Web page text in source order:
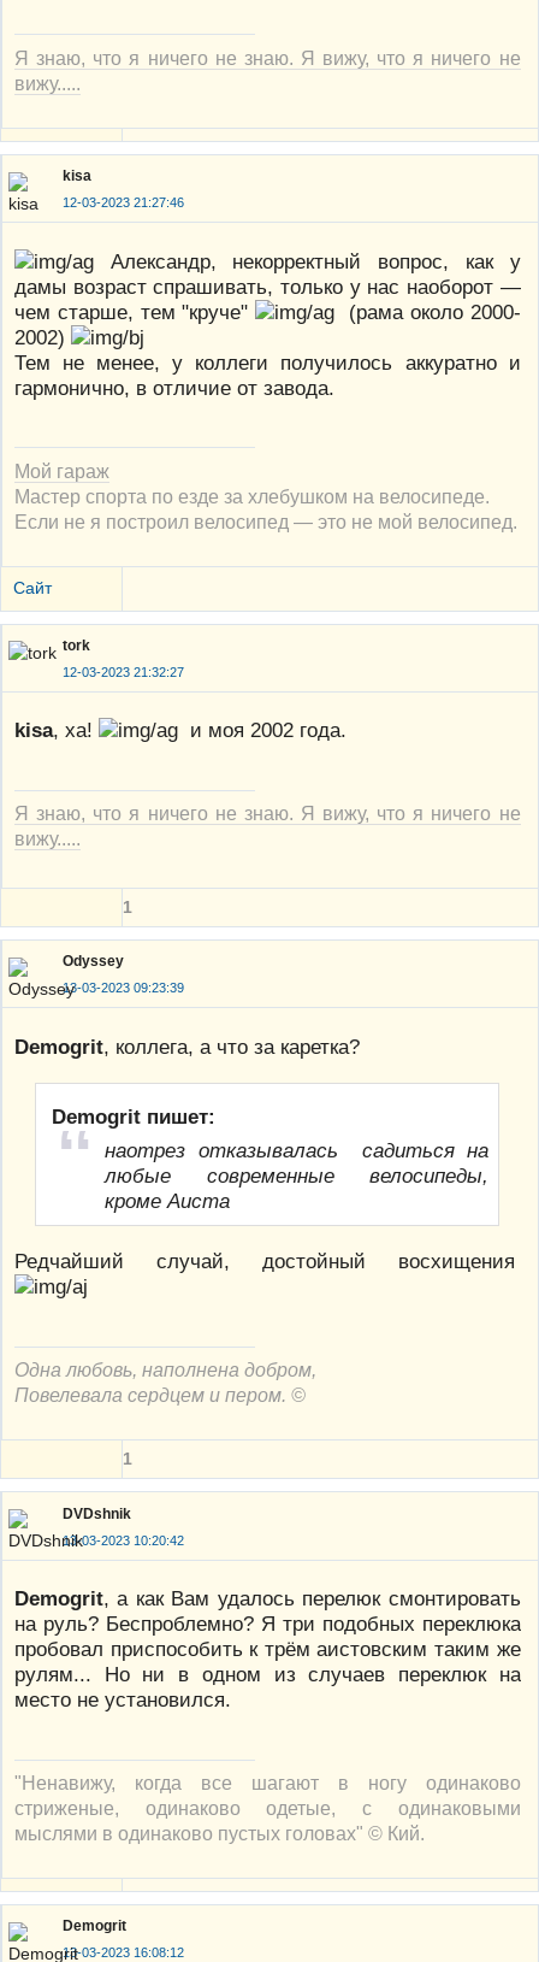
Я знаю, что я ничего не знаю. Я вижу, что я ничего не
вижу.....
kisa
12-03-2023 21:27:46
Александр, некорректный вопрос, как у
дамы возраст спрашивать, только у нас наоборот —
чем старше, тем "круче"
(рама около 2000-
2002)
Тем не менее, у коллеги получилось аккуратно и
гармонично, в отличие от завода.
Мой гараж
Мастер спорта по езде за хлебушком на велосипеде.
Если не я построил велосипед — это не мой велосипед.
Сайт
tork
12-03-2023 21:32:27
kisa, ха! и моя 2002 года.
Я знаю, что я ничего не знаю. Я вижу, что я ничего не
вижу.....
1
Odyssey
13-03-2023 09:23:39
Demogrit, коллега, а что за каретка?
Demogrit пишет:
наотрез отказывалась садиться на
любые современные велосипеды,
кроме Аиста
Редчайший случай, достойный восхищения
Одна любовь, наполнена добром,
Повелевала сердцем и пером. ©
1
DVDshnik
13-03-2023 10:20:42
Demogrit, а как Вам удалось перелюк смонтировать
на руль? Беспроблемно? Я три подобных переклюка
пробовал приспособить к трём аистовским таким же
рулям... Но ни в одном из случаев переклюк на
место не установился.
"Ненавижу, когда все шагают в ногу одинаково
стриженые, одинаково одетые, с одинаковыми
мыслями в одинаково пустых головах" © Кий.
Demogrit
13-03-2023 16:08:12